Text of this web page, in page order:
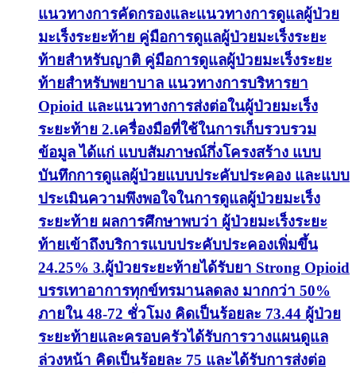
แนวทางการคัดกรองและแนวทางการดูแลผู้ป่วย
มะเร็งระยะท้าย คู่มือการดูแลผู้ป่วยมะเร็งระยะ
ท้ายสำหรับญาติ คู่มือการดูแลผู้ป่วยมะเร็งระยะ
ท้ายสำหรับพยาบาล แนวทางการบริหารยา
Opioid และแนวทางการส่งต่อในผู้ป่วยมะเร็ง
ระยะท้าย 2.เครื่องมือที่ใช้ในการเก็บรวบรวม
ข้อมูล ได้แก่ แบบสัมภาษณ์กึ่งโครงสร้าง แบบ
บันทึกการดูแลผู้ป่วยแบบประคับประคอง และแบบ
ประเมินความพึงพอใจในการดูแลผู้ป่วยมะเร็ง
ระยะท้าย ผลการศึกษาพบว่า ผู้ป่วยมะเร็งระยะ
ท้ายเข้าถึงบริการแบบประคับประคองเพิ่มขึ้น
24.25% 3.ผู้ป่วยระยะท้ายได้รับยา Strong Opioid
บรรเทาอาการทุกข์ทรมานลดลง มากกว่า 50%
ภายใน 48-72 ชั่วโมง คิดเป็นร้อยละ 73.44 ผู้ป่วย
ระยะท้ายและครอบครัวได้รับการวางแผนดูแล
ล่วงหน้า คิดเป็นร้อยละ 75 และได้รับการส่งต่อ